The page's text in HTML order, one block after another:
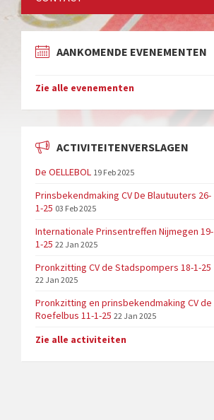
AANKOMENDE EVENEMENTEN
Zie alle evenementen
ACTIVITEITENVERSLAGEN
De OELLEBOL 19 Feb 2025
Prinsbekendmaking CV De Blautuuters 26-
1-25 03 Feb 2025
Internationale Prinsentreffen Nijmegen 19-
1-25 22 Jan 2025
Pronkzitting CV de Stadspompers 18-1-25
22 Jan 2025
Pronkzitting en prinsbekendmaking CV de
Roefelbus 11-1-25 22 Jan 2025
Zie alle activiteiten